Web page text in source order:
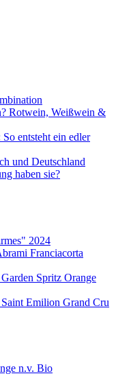
Rotwein, Weißwein &
entsteht ein edler
und Deutschland
haben sie?
2024
Franciacorta
Spritz Orange
Emilion Grand Cru
n.v. Bio